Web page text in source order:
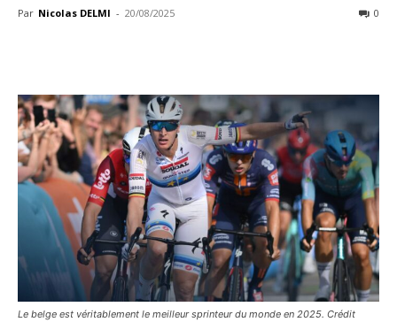
Par Nicolas DELMI - 20/08/2025 0
Le belge est véritablement le meilleur sprinteur du monde en 2025. Crédit